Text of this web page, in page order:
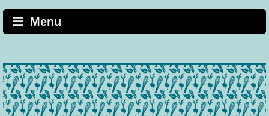
content
Menu